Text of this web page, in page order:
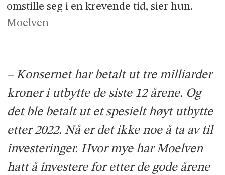
omstille seg i en krevende tid, sier hun.
Moelven
– Konsernet har betalt ut tre milliarder
kroner i utbytte de siste 12 årene. Og
det ble betalt ut et spesielt høyt utbytte
etter 2022. Nå er det ikke noe å ta av til
investeringer. Hvor mye har Moelven
hatt å investere for etter de gode årene